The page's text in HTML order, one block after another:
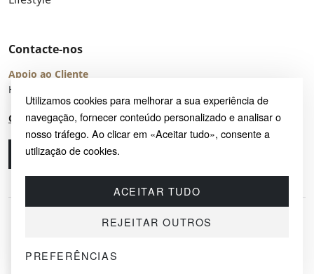
Utilizamos cookies para melhorar a sua experiência de
navegação, fornecer conteúdo personalizado e analisar o
nosso tráfego. Ao clicar em «Aceitar tudo», consente a
utilização de cookies.
ACEITAR TUDO
REJEITAR OUTROS
PREFERÊNCIAS
Contacte-nos
Apoio ao Cliente
Horário de Atendimento: seg – sex 8:00 – 16:00 (UTC+2)
Centro de Ajuda
Ligue-nos
© 2026 SAYRUG OÜ · KESKLINNA LINNAOSA, AHTRI TN 12, 10151, TALLINN,